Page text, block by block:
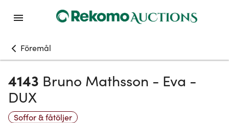
Föremål
4143 Bruno Mathsson - Eva -
DUX
Soffor & fåtöljer